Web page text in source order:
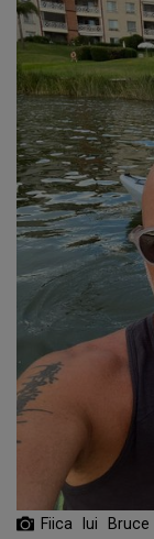
Fiica lui